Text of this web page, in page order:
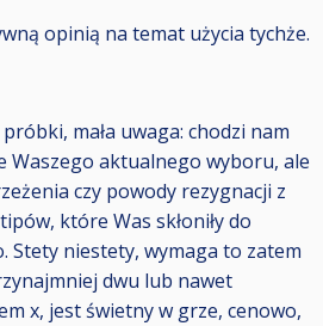
opinią na temat użycia tychże.
mała uwaga: chodzi nam
Waszego aktualnego wyboru, ale
czy powody rezygnacji z
które Was skłoniły do
Stety niestety, wymaga to zatem
dwu lub nawet
x, jest świetny w grze, cenowo,